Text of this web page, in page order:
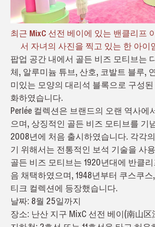
최근 MixC 선전 베이에 있는 밴클리프
서 자녀의 사진을 찍고 있는 한 아이
팝업 공간 내에서 골든 비즈 모티브는
체, 알루미늄 튜브, 산호, 코발트 블루,
미있는 모양의 대리석 블록으로 구성
화하였습니다.
Perlée 컬렉션은 브랜드의 오랜 역사에
으며, 상징적인 골든 비즈 모티브를 기
2008년에 처음 출시하였습니다. 각각
기 위해서는 전통적인 보석 기술을 사
골든 비즈 모티브는 1920년대에 반클
음 채택하였으며, 1948년부터 쿠스쿠
티크 컬렉션에 등장했습니다.
날짜: 8월 25일까지
장소: 난산 지구 MixC 선전 베이(南山